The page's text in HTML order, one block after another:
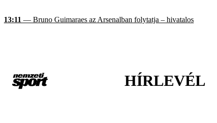
13:11 — Bruno Guimaraes az Arsenalban folytatja – hivatalos
HÍRLEVÉL